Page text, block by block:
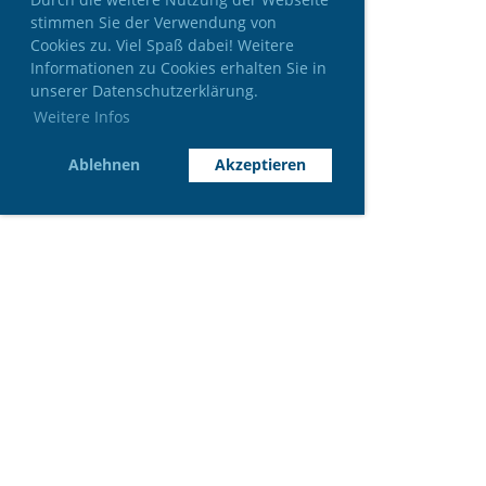
stimmen Sie der Verwendung von
Cookies zu. Viel Spaß dabei! Weitere
Informationen zu Cookies erhalten Sie in
unserer Datenschutzerklärung.
Weitere Infos
Ablehnen Akzeptieren